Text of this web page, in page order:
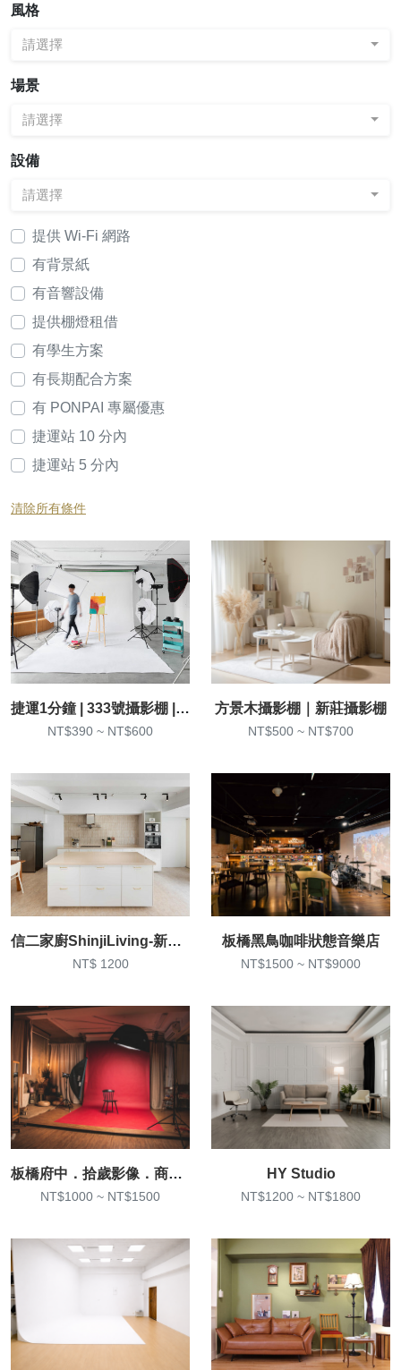
風格
請選擇
場景
請選擇
設備
請選擇
提供 Wi-Fi 網路
有背景紙
有音響設備
提供棚燈租借
有學生方案
有長期配合方案
有 PONPAI 專屬優惠
捷運站 10 分內
捷運站 5 分內
清除所有條件
捷運1分鐘 | 333號攝影棚 | 商業攝影、直播
NT$390 ~ NT$600
方景木攝影棚｜新莊攝影棚
NT$500 ~ NT$700
信二家廚ShinjiLiving-新生店-可開火廚房實景攝影棚、台北共享廚房
NT$ 1200
板橋黑鳥咖啡狀態音樂店
NT$1500 ~ NT$9000
板橋府中．拾歲影像．商業棚拍
NT$1000 ~ NT$1500
HY Studio
NT$1200 ~ NT$1800